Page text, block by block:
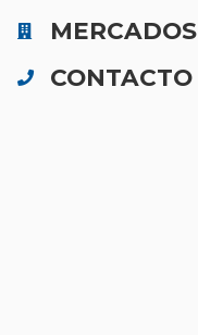
MERCADOS
CONTACTO